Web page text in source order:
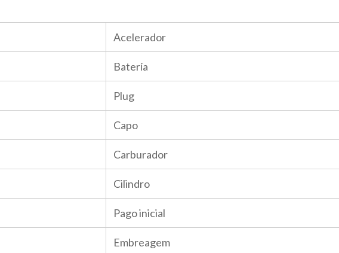
Acelerador
Batería
Plug
Capo
Carburador
Cilindro
Pago inicial
Embreagem